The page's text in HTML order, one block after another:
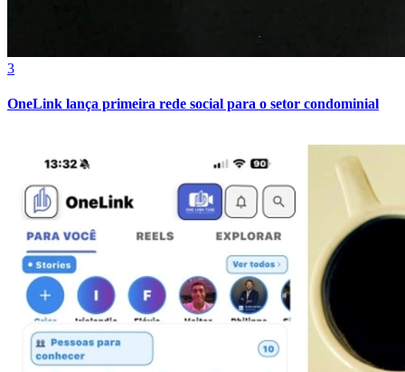
3
OneLink lança primeira rede social para o setor condominial